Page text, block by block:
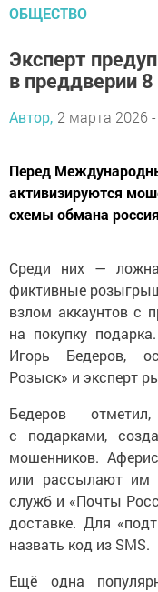
ОБЩЕСТВО
Эксперт
в преддверии
Автор, 2 марта 2026
Перед
активизируются
схемы обмана
Среди них —
фиктивные
взлом аккаунтов с
на покупку
Игорь Бедеров,
Розыск» и эксперт
Бедеров
с подарками,
мошенников.
или рассылают им
служб и «Почты
доставке. Для
назвать код из SMS.
Ещё одна